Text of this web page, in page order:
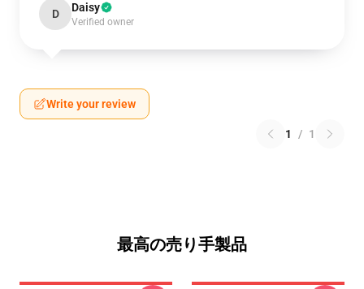
D Daisy
Verified owner
Write your review
1 / 1
最高の売り手製品